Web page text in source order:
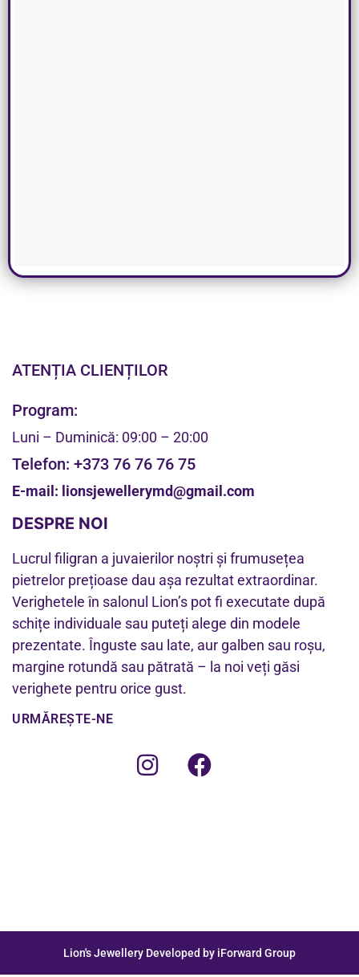
ATENȚIA CLIENȚILOR
Program:
Luni – Duminică: 09:00 – 20:00
Telefon: +373 76 76 76 75
E-mail: lionsjewellerymd@gmail.com
DESPRE NOI
Lucrul filigran a juvaierilor noștri și frumusețea
pietrelor prețioase dau așa rezultat extraordinar.
Verighetele în salonul Lion’s pot fi executate după
schițe individuale sau puteți alege din modele
prezentate. Înguste sau late, aur galben sau roșu,
margine rotundă sau pătrată – la noi veți găsi
verighete pentru orice gust.
URMĂREȘTE-NE
Lion's Jewellery Developed by iForward Group